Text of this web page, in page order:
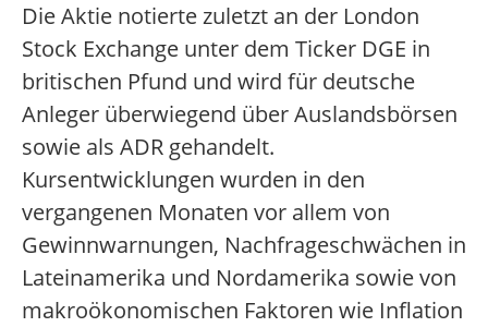
Die Aktie notierte zuletzt an der London
Stock Exchange unter dem Ticker DGE in
britischen Pfund und wird für deutsche
Anleger überwiegend über Auslandsbörsen
sowie als ADR gehandelt.
Kursentwicklungen wurden in den
vergangenen Monaten vor allem von
Gewinnwarnungen, Nachfrageschwächen in
Lateinamerika und Nordamerika sowie von
makroökonomischen Faktoren wie Inflation